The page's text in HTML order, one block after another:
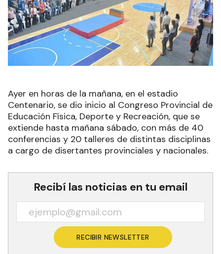
Ayer en horas de la mañana, en el estadio
Centenario, se dio inicio al Congreso Provincial de
Educación Física, Deporte y Recreación, que se
extiende hasta mañana sábado, con más de 40
conferencias y 20 talleres de distintas disciplinas
a cargo de disertantes provinciales y nacionales.
Recibí las noticias en tu email
RECIBIR NEWSLETTER